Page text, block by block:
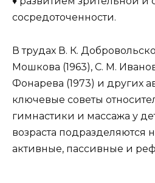
сосредоточенности.
В трудах В. К.
Мошкова (1963), С. М.
Фонарева (1973) и других
ключевые советы
гимнастики и массажа у
возраста подразделяются
активные, пассивные и